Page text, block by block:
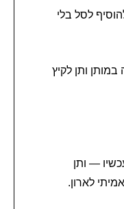
לסל בלי
ותן לקיץ
— ותן